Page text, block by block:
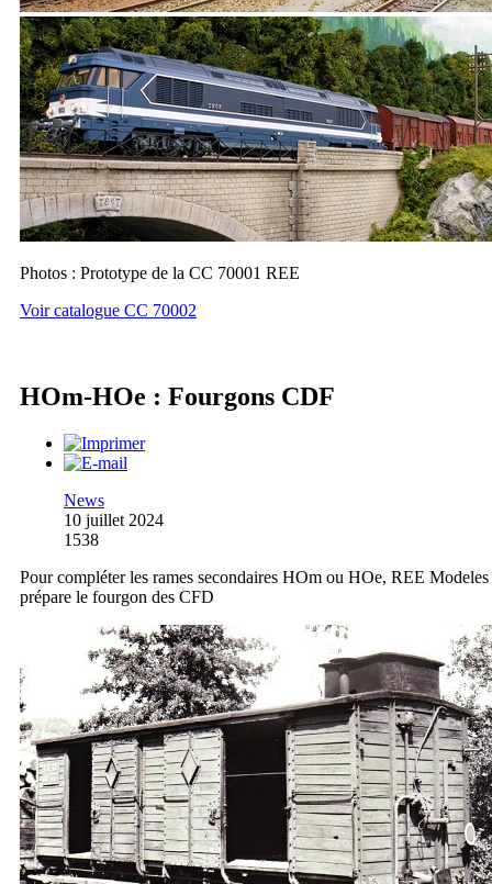
Photos : Prototype de la CC 70001 REE
Voir catalogue CC 70002
HOm-HOe : Fourgons CDF
News
10 juillet 2024
1538
Pour compléter les rames secondaires HOm ou HOe, REE Modeles
prépare le fourgon des CFD